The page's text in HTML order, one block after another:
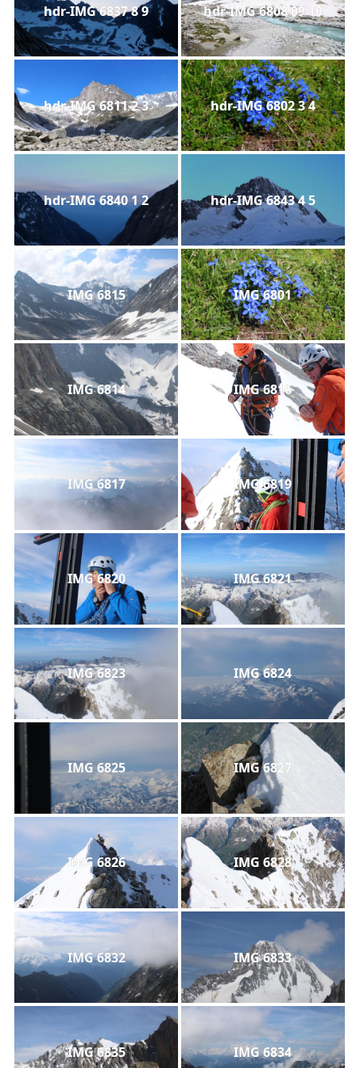
hdr-IMG 6837 8 9 hdr-IMG 6808 09 10
hdr-IMG 6811 2 3 hdr-IMG 6802 3 4
hdr-IMG 6840 1 2 hdr-IMG 6843 4 5
IMG 6815 IMG 6801
IMG 6814 IMG 6816
IMG 6817 IMG 6819
IMG 6820 IMG 6821
IMG 6823 IMG 6824
IMG 6825 IMG 6827
IMG 6826 IMG 6828
IMG 6832 IMG 6833
IMG 6835 IMG 6834